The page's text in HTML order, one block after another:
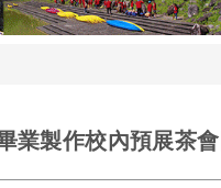
製作校內預展茶